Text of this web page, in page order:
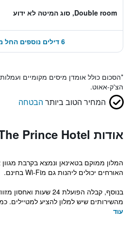
Double room, סוג המיטה לא ידוע
6 דילים נוספים החל מ-₪53
*הסכום כולל אומדן מיסים מקומיים
הצ'ק-אאוט.
המחיר הטוב ביותר הבטחה
אודות The Prince Hotel
המלון ממוקם בטאינאן ונמצא בקרבת מגוון
האורחים יכולים ליהנות גם מWi-Fi בחינם.
בנוסף, קבלה הפועלת 24
מהשירותים שיש למלון להציע למטיילים.
עוד